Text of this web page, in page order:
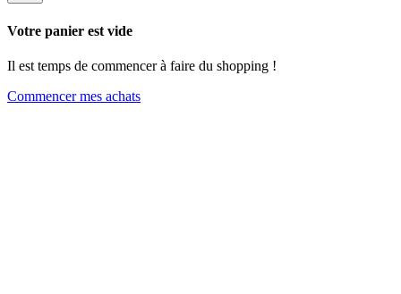
Votre panier est vide
Il est temps de commencer à faire du shopping !
Commencer mes achats